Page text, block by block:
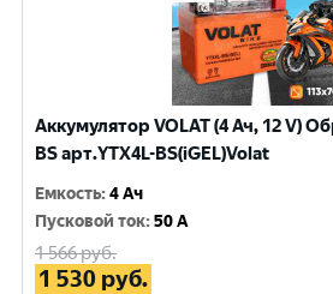
Аккумулятор VOLAT (4 Ач, 12 V)
BS арт.YTX4L-BS(iGEL)Volat
Емкость:4 Ач
Пусковой ток:50 A
1 566руб.
1 530 руб.